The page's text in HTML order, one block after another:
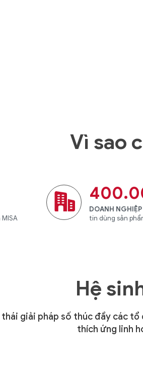
Vì sao
DOANH
tin dùng sản
Hệ
giải pháp số thúc đẩy các tổ
thích ứng linh